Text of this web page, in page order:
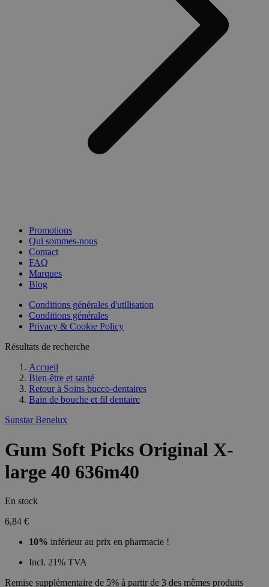
Promotions
Qui sommes-nous
Contact
FAQ
Marques
Blog
Conditions générales d'utilisation
Conditions générales
Privacy & Cookie Policy
Résultats de recherche
Accueil
Bien-être et santé
Retour à Soins bucco-dentaires
Bain de bouche et fil dentaire
Sunstar Benelux
Gum Soft Picks Original X-
large 40 636m40
En stock
6,84 €
10% inférieur au prix en pharmacie !
Incl. 21% TVA
Remise supplémentaire de 5% à partir de 3 des mêmes produits